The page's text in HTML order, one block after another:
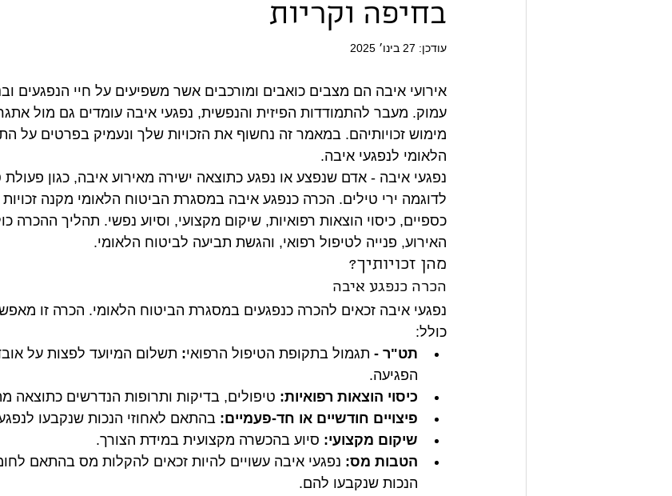
בחיפה וקריות
עודכן: 27 בינו׳ 2025
אירועי איבה הם מצבים כואבים ומורכבים אשר משפיעים על חיי הנפגעים
עמוק. מעבר להתמודדות הפיזית והנפשית, נפגעי איבה עומדים גם מול
מימוש זכויותיהם. במאמר זה נחשוף את הזכויות שלך ונעמיק בפרטים על
הלאומי לנפגעי איבה.
נפגעי איבה - אדם שנפצע או נפגע כתוצאה ישירה מאירוע איבה, כגון
לדוגמה ירי טילים. הכרה כנפגע איבה במסגרת הביטוח הלאומי מקנה זכויות
כספיים, כיסוי הוצאות רפואיות, שיקום מקצועי, וסיוע נפשי. תהליך ההכרה
האירוע, פנייה לטיפול רפואי, והגשת תביעה לביטוח הלאומי.
מהן זכויותיך?
הכרה כנפגע איבה
נפגעי איבה זכאים להכרה כנפגעים במסגרת הביטוח הלאומי. הכרה זו
כולל:
תט"ר - תגמול בתקופת הטיפול הרפואי: תשלום המיועד לפצות על
הפגיעה.
כיסוי הוצאות רפואיות: טיפולים, בדיקות ותרופות הנדרשים כתוצאה
פיצויים חודשיים או חד-פעמיים: בהתאם לאחוזי הנכות שנקבעו
שיקום מקצועי: סיוע בהכשרה מקצועית במידת הצורך.
הטבות מס: נפגעי איבה עשויים להיות זכאים להקלות מס בהתאם
הנכות שנקבעו להם.